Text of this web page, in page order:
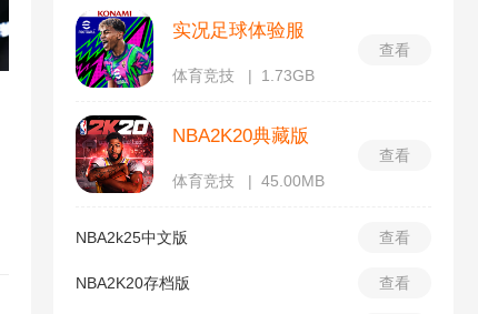
实况足球体验服
体育竞技 1.73GB
查看
NBA2K20典藏版
体育竞技 45.00MB
查看
NBA2k25中文版 查看
NBA2K20存档版 查看